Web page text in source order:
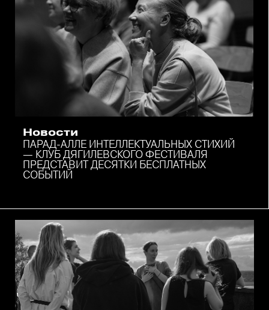
Новости
ПАРАД-АЛЛЕ ИНТЕЛЛЕКТУАЛЬНЫХ СТИХИЙ
— КЛУБ ДЯГИЛЕВСКОГО ФЕСТИВАЛЯ
ПРЕДСТАВИТ ДЕСЯТКИ БЕСПЛАТНЫХ
СОБЫТИЙ